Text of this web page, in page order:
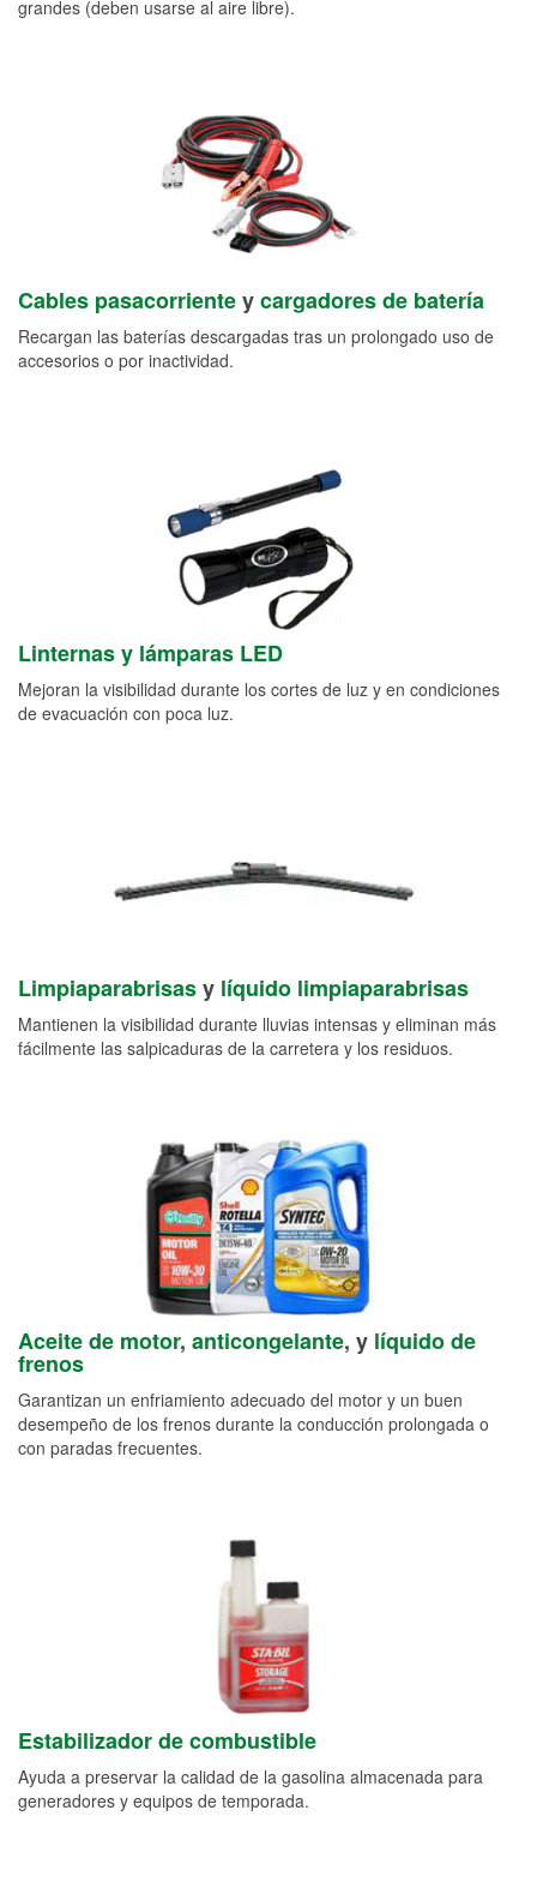
grandes (deben usarse al aire libre).
Cables pasacorrienteycargadores de batería
Recargan las baterías descargadas tras un prolongado uso de
accesorios o por inactividad.
Linternas y lámparas LED
Mejoran la visibilidad durante los cortes de luz y en condiciones
de evacuación con poca luz.
Limpiaparabrisasy líquido limpiaparabrisas
Mantienen la visibilidad durante lluvias intensas y eliminan más
fácilmente las salpicaduras de la carretera y los residuos.
Aceite de motor, anticongelante, y líquido de
frenos
Garantizan un enfriamiento adecuado del motor y un buen
desempeño de los frenos durante la conducción prolongada o
con paradas frecuentes.
Estabilizador de combustible
Ayuda a preservar la calidad de la gasolina almacenada para
generadores y equipos de temporada.